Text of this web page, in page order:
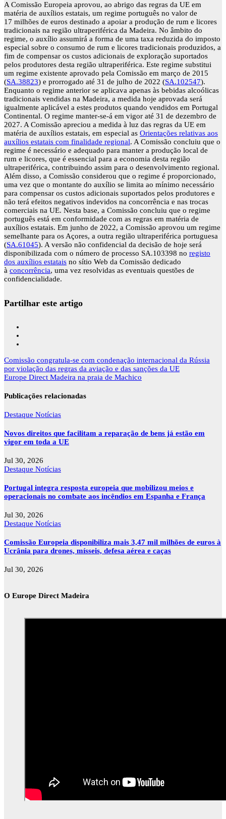
A Comissão Europeia aprovou, ao abrigo das regras da UE em
matéria de auxílios estatais, um regime português no valor de
17 milhões de euros destinado a apoiar a produção de rum e licores
tradicionais na região ultraperiférica da Madeira. No âmbito do
regime, o auxílio assumirá a forma de uma taxa reduzida do imposto
especial sobre o consumo de rum e licores tradicionais produzidos, a
fim de compensar os custos adicionais de exploração suportados
pelos produtores desta região ultraperiférica. Este regime substitui
um regime existente aprovado pela Comissão em março de 2015
(SA.38823) e prorrogado até 31 de julho de 2022 (SA.102547).
Enquanto o regime anterior se aplicava apenas às bebidas alcoólicas
tradicionais vendidas na Madeira, a medida hoje aprovada será
igualmente aplicável a estes produtos quando vendidos em Portugal
Continental. O regime manter-se-á em vigor até 31 de dezembro de
2027. A Comissão apreciou a medida à luz das regras da UE em
matéria de auxílios estatais, em especial as Orientações relativas aos
auxílios estatais com finalidade regional. A Comissão concluiu que o
regime é necessário e adequado para manter a produção local de
rum e licores, que é essencial para a economia desta região
ultraperiférica, contribuindo assim para o desenvolvimento regional.
Além disso, a Comissão considerou que o regime é proporcionado,
uma vez que o montante do auxílio se limita ao mínimo necessário
para compensar os custos adicionais suportados pelos produtores e
não terá efeitos negativos indevidos na concorrência e nas trocas
comerciais na UE. Nesta base, a Comissão concluiu que o regime
português está em conformidade com as regras em matéria de
auxílios estatais. Em junho de 2022, a Comissão aprovou um regime
semelhante para os Açores, a outra região ultraperiférica portuguesa
(SA.61045). A versão não confidencial da decisão de hoje será
disponibilizada com o número de processo SA.103398 no registo
dos auxílios estatais no sítio Web da Comissão dedicado
à concorrência, uma vez resolvidas as eventuais questões de
confidencialidade.
Partilhar este artigo
Navegação
de
artigos
Comissão congratula-se com condenação internacional da Rússia
por violação das regras da aviação e das sanções da UE
Europe Direct Madeira na praia de Machico
Publicações relacionadas
Destaque Notícias
Novos direitos que facilitam a reparação de bens já estão em
vigor em toda a UE
Jul 30, 2026
Destaque Notícias
Portugal integra resposta europeia que mobilizou meios e
operacionais no combate aos incêndios em Espanha e França
Jul 30, 2026
Destaque Notícias
Comissão Europeia disponibiliza mais 3,47 mil milhões de euros à
Ucrânia para drones, mísseis, defesa aérea e caças
Jul 30, 2026
O Europe Direct Madeira